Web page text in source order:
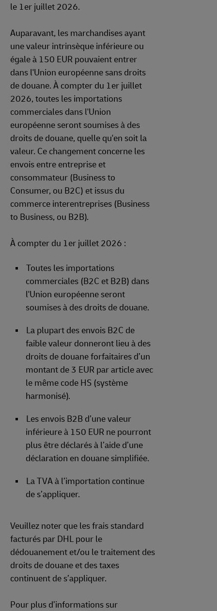
le 1er juillet 2026.
Auparavant, les marchandises ayant
une valeur intrinsèque inférieure ou
égale à 150 EUR pouvaient entrer
dans l'Union européenne sans droits
de douane. À compter du 1er juillet
2026, toutes les importations
commerciales dans l'Union
européenne seront soumises à des
droits de douane, quelle qu'en soit la
valeur. Ce changement concerne les
envois entre entreprise et
consommateur (Business to
Consumer, ou B2C) et issus du
commerce interentreprises (Business
to Business, ou B2B).
À compter du 1er juillet 2026 :
Toutes les importations
commerciales (B2C et B2B) dans
l'Union européenne seront
soumises à des droits de douane.
La plupart des envois B2C de
faible valeur donneront lieu à des
droits de douane forfaitaires d’un
montant de 3 EUR par article avec
le même code HS (système
harmonisé).
Les envois B2B d’une valeur
inférieure à 150 EUR ne pourront
plus être déclarés à l’aide d’une
déclaration en douane simplifiée.
La TVA à l’importation continue
de s’appliquer.
Veuillez noter que les frais standard
facturés par DHL pour le
dédouanement et/ou le traitement des
droits de douane et des taxes
continuent de s’appliquer.
Pour plus d’informations sur